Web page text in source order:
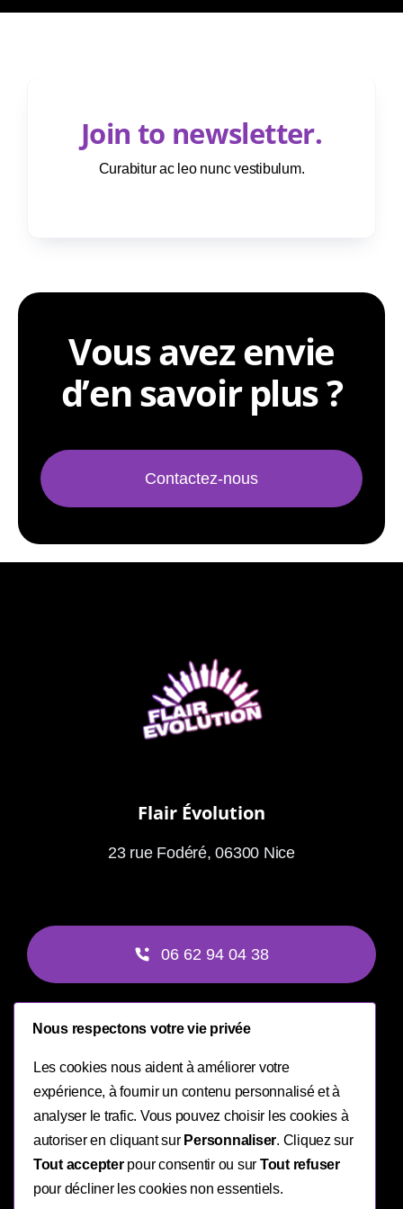
Join to newsletter.
Curabitur ac leo nunc vestibulum.
Vous avez envie
d’en savoir plus ?
Contactez-nous
Flair Évolution
23 rue Fodéré, 06300 Nice
06 62 94 04 38
contact@flairevolution.com
© 2026 • Flair Evolution • Mentions Légales• Créé avec
Nous respectons votre vie privée
Les cookies nous aident à améliorer votre
expérience, à fournir un contenu personnalisé et à
analyser le trafic. Vous pouvez choisir les cookies à
autoriser en cliquant sur Personnaliser. Cliquez sur
Tout accepterpour consentir ou sur Tout refuser
pour décliner les cookies non essentiels.